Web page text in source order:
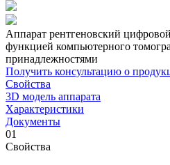
Аппарат рентгеновский
функцией компьютерного
принадлежностями
Получить консультацию о
Свойства
3D модель аппарата
Характеристики
Документы
01
Свойства